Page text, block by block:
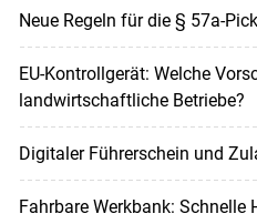
Neue Regeln für die § 57a-
EU-Kontrollgerät: Welche
landwirtschaftliche Betriebe?
Digitaler Führerschein und
Fahrbare Werkbank: Schnelle